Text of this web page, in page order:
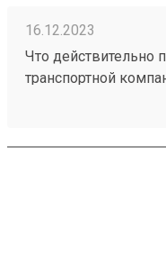
16.12.2023
Что действительно
транспортной
к получателям